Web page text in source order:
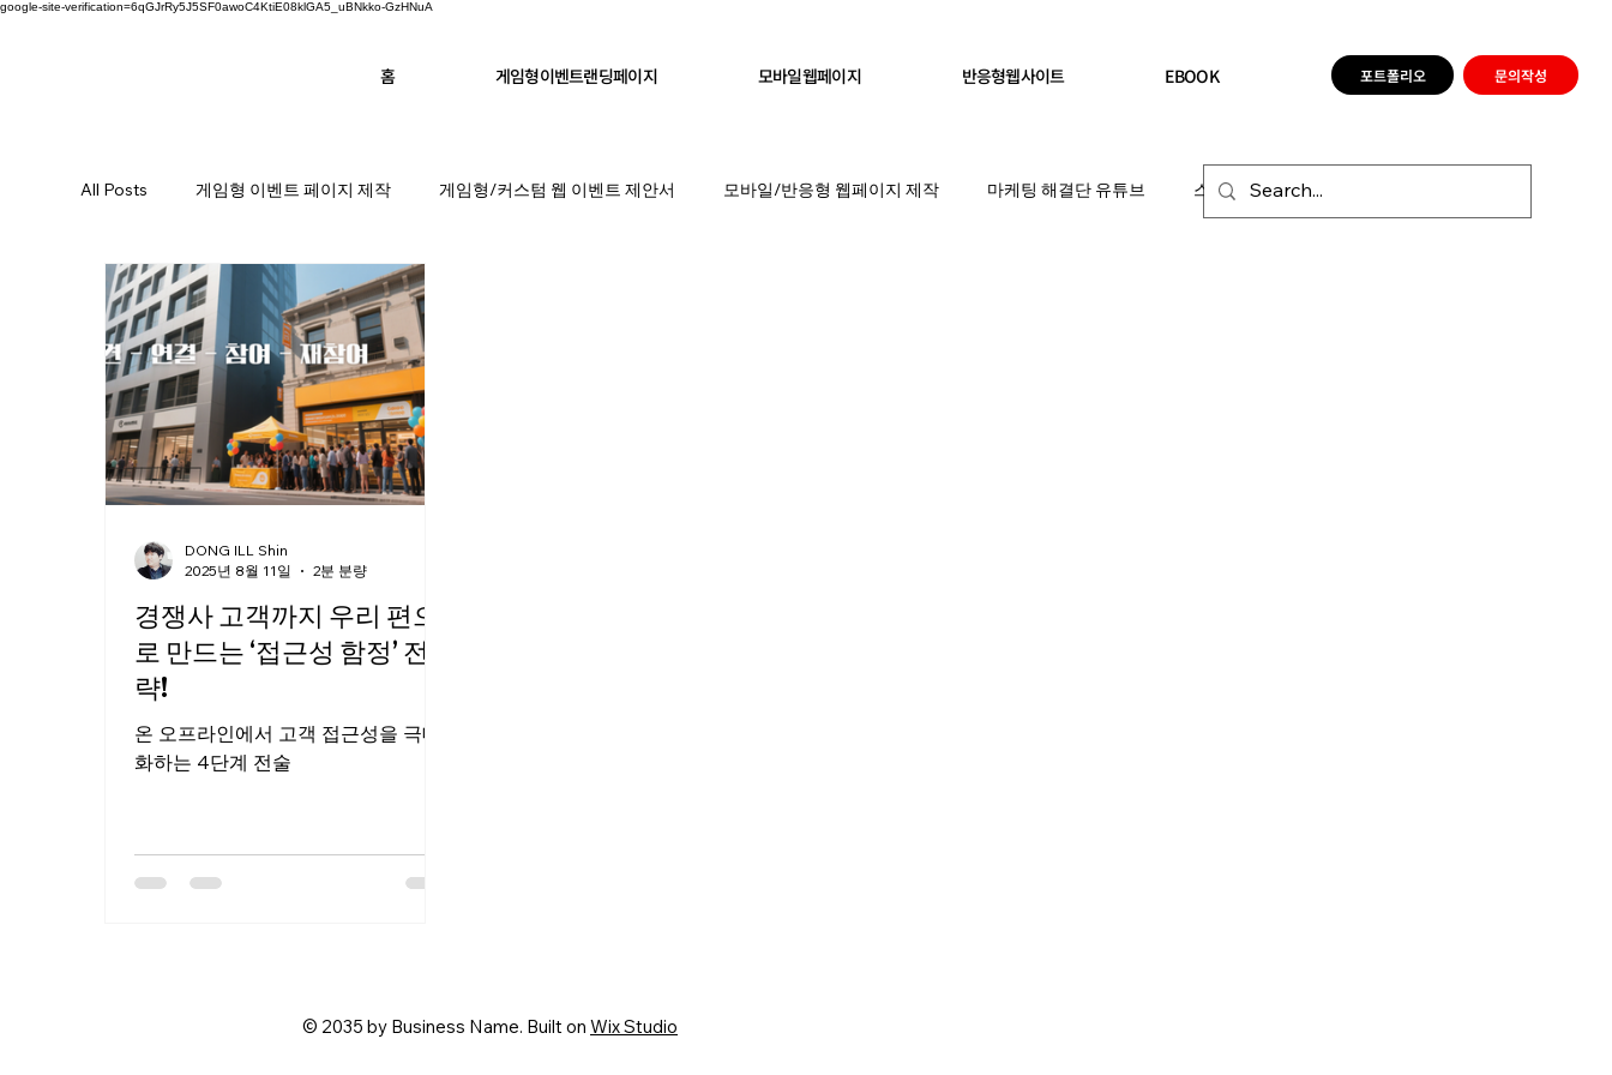
google-site-verification=6qGJrRy5J5SF0awoC4KtiE08klGA5_uBNkko-GzHNuA
홈 게임형이벤트랜딩페이지 모바일웹페이지 반응형웹사이트 EBOOK 포트폴리오 문의작성
All Posts 게임형 이벤트 페이지 제작 게임형/커스텀 웹 이벤트 제안서 모바일/반응형 웹페이지 제작 마케팅 해결단 유튜브 스탬프투어
경쟁사 고객까지 우리 편으
로 만드는 ‘접근성 함정’ 전
략!
온 오프라인에서 고객 접근성을 극대
화하는 4단계 전술
DONG ILL Shin
2025년 8월 11일
2분 분량
© 2035 by Business Name. Built on Wix Studio